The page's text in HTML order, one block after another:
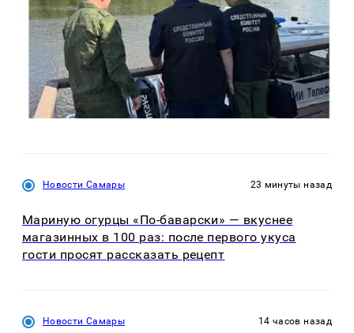
Новости Самары 23 минуты назад
Мариную огурцы «По-баварски» — вкуснее
магазинных в 100 раз: после первого укуса
гости просят рассказать рецепт
Новости Самары 14 часов назад